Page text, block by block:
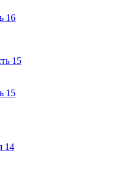
16
15
15
14